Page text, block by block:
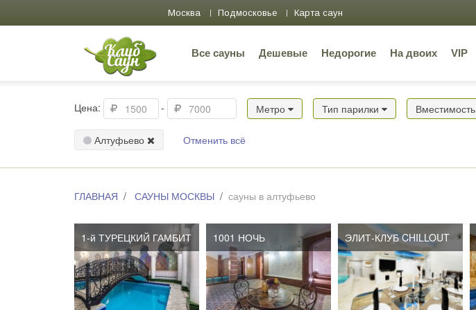
Москва Подмосковье Карта саун
Все сауны Дешевые Недорогие На двоих VIP
Цена: - Метро Тип парилки Вместимость
Алтуфьево Отменить всё
ГЛАВНАЯ САУНЫ МОСКВЫ сауны в алтуфьево
1-й ТУРЕЦКИЙ ГАМБИТ 1001 НОЧЬ ЭЛИТ-КЛУБ CHILLOUT